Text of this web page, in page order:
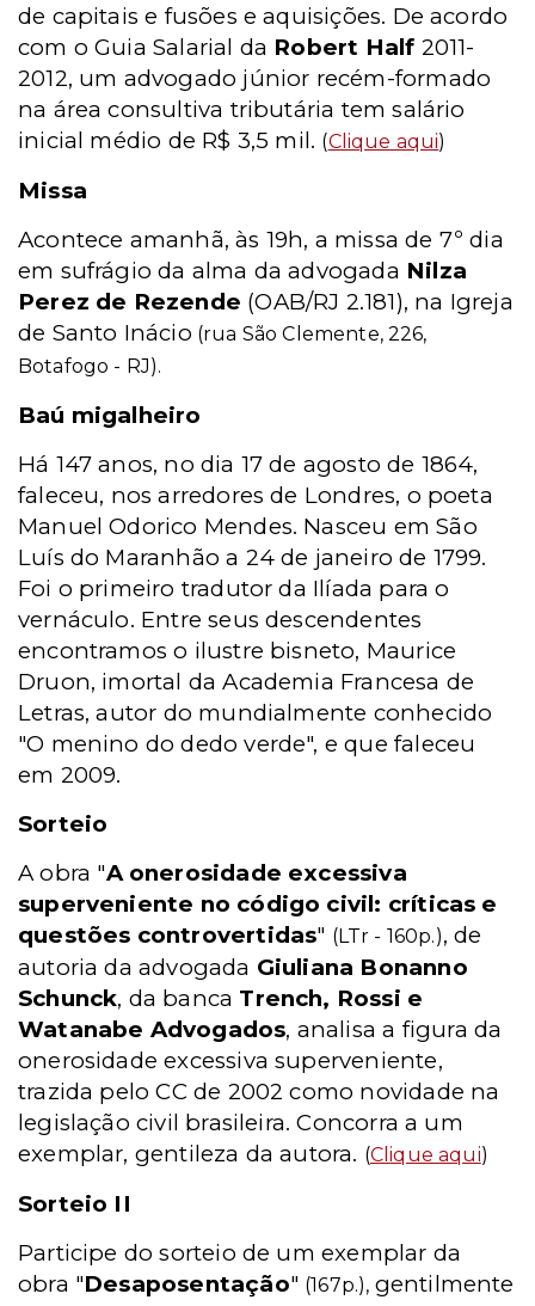
de capitais e fusões e aquisições. De acordo
com o Guia Salarial da Robert Half 2011-
2012, um advogado júnior recém-formado
na área consultiva tributária tem salário
inicial médio de R$ 3,5 mil. (Clique aqui)
Missa
Acontece amanhã, às 19h, a missa de 7º dia
em sufrágio da alma da advogada Nilza
Perez de Rezende (OAB/RJ 2.181), na Igreja
de Santo Inácio (rua São Clemente, 226,
Botafogo - RJ).
Baú migalheiro
Há 147 anos, no dia 17 de agosto de 1864,
faleceu, nos arredores de Londres, o poeta
Manuel Odorico Mendes. Nasceu em São
Luís do Maranhão a 24 de janeiro de 1799.
Foi o primeiro tradutor da Ilíada para o
vernáculo. Entre seus descendentes
encontramos o ilustre bisneto, Maurice
Druon, imortal da Academia Francesa de
Letras, autor do mundialmente conhecido
"O menino do dedo verde", e que faleceu
em 2009.
Sorteio
A obra "A onerosidade excessiva
superveniente no código civil: críticas e
questões controvertidas" (LTr - 160p.), de
autoria da advogada Giuliana Bonanno
Schunck, da banca Trench, Rossi e
Watanabe Advogados, analisa a figura da
onerosidade excessiva superveniente,
trazida pelo CC de 2002 como novidade na
legislação civil brasileira. Concorra a um
exemplar, gentileza da autora. (Clique aqui)
Sorteio II
Participe do sorteio de um exemplar da
obra "Desaposentação" (167p.), gentilmente